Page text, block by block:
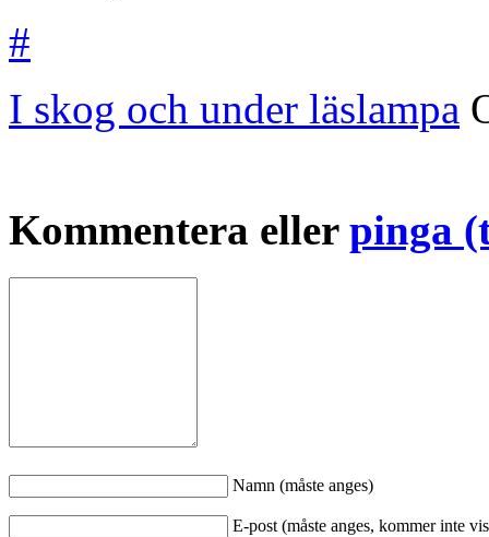
#
I skog och under läslampa
Kommentera eller pinga
Namn (måste anges)
E-post (måste anges, kommer inte